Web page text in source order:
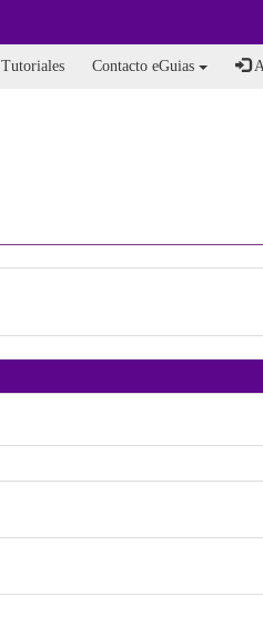
Tutoriales Contacto eGuias